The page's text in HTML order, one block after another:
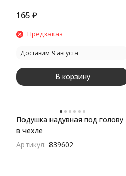
165 ₽
Предзаказ
Доставим 9 августа
В корзину
Подушка надувная под голову
в чехле
Артикул: 839602